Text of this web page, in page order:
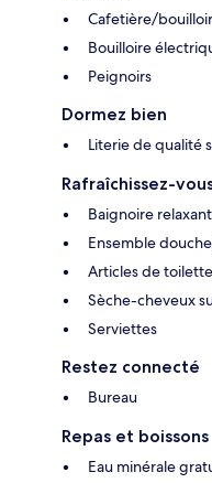
Cafetière/
Bouilloire
Peignoirs
Dormez bien
Literie de qualité
Rafraîchissez-
Baignoire
Ensemble
Articles de
Sèche-cheveux
Serviettes
Restez connecté
Bureau
Repas et boissons
Eau minérale